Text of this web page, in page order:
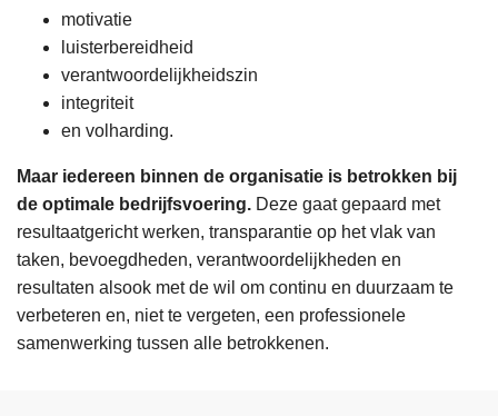
motivatie
luisterbereidheid
verantwoordelijkheidszin
integriteit
en volharding.
Maar iedereen binnen de organisatie is betrokken bij
de optimale bedrijfsvoering. Deze gaat gepaard met
resultaatgericht werken, transparantie op het vlak van
taken, bevoegdheden, verantwoordelijkheden en
resultaten alsook met de wil om continu en duurzaam te
verbeteren en, niet te vergeten, een professionele
samenwerking tussen alle betrokkenen.